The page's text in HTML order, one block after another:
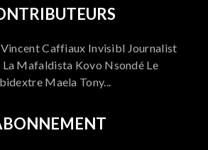
Caffiaux Invisibl Journalist
Mafaldista Kovo Nsondé Le
Maela Tony...